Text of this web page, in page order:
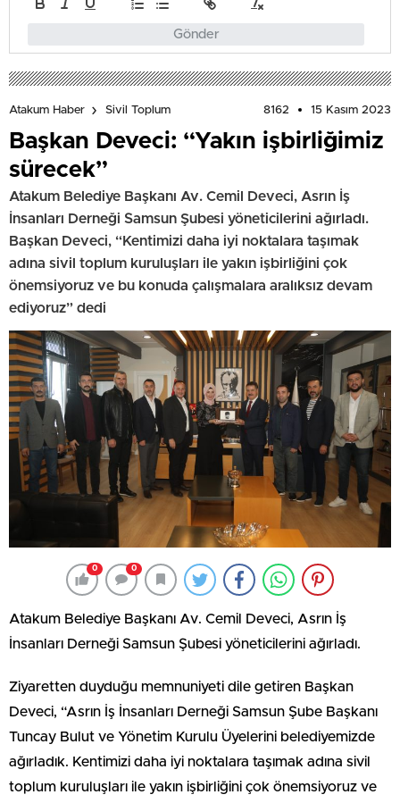
Gönder
Atakum Haber Sivil Toplum 8162 15 Kasım 2023
Başkan Deveci: “Yakın işbirliğimiz
sürecek”
Atakum Belediye Başkanı Av. Cemil Deveci, Asrın İş
İnsanları Derneği Samsun Şubesi yöneticilerini ağırladı.
Başkan Deveci, “Kentimizi daha iyi noktalara taşımak
adına sivil toplum kuruluşları ile yakın işbirliğini çok
önemsiyoruz ve bu konuda çalışmalara aralıksız devam
ediyoruz” dedi
0 0
Atakum Belediye Başkanı Av. Cemil Deveci, Asrın İş
İnsanları Derneği Samsun Şubesi yöneticilerini ağırladı.
Ziyaretten duyduğu memnuniyeti dile getiren Başkan
Deveci, “Asrın İş İnsanları Derneği Samsun Şube Başkanı
Tuncay Bulut ve Yönetim Kurulu Üyelerini belediyemizde
ağırladık. Kentimizi daha iyi noktalara taşımak adına sivil
toplum kuruluşları ile yakın işbirliğini çok önemsiyoruz ve